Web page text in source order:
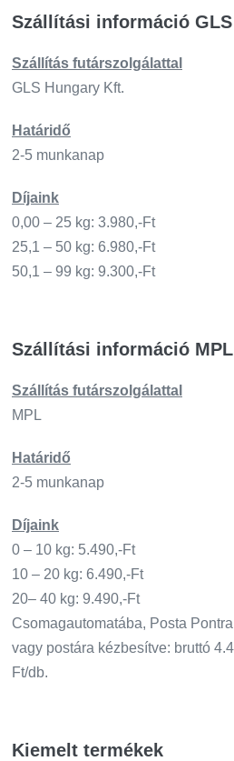
Szállítási információ GLS
Szállítás futárszo lgálattal
GLS Hungary Kft.
Határidő
2-5 munkanap
Díjaink
0,00 – 25 kg: 3.980,-Ft
25,1 – 50 kg: 6.980,-Ft
50,1 – 99 kg: 9.300,-Ft
Szállítási információ MPL
Szállítás futárszo lgálattal
MPL
Határidő
2-5 munkanap
Díjaink
0 – 10 kg: 5.490,-Ft
10 – 20 kg: 6.490,-Ft
20– 40 kg: 9.490,-Ft
Csomagautomatába, Posta Pontra
vagy postára kézbesítve: bruttó
Ft/db.
Kiemelt termékek